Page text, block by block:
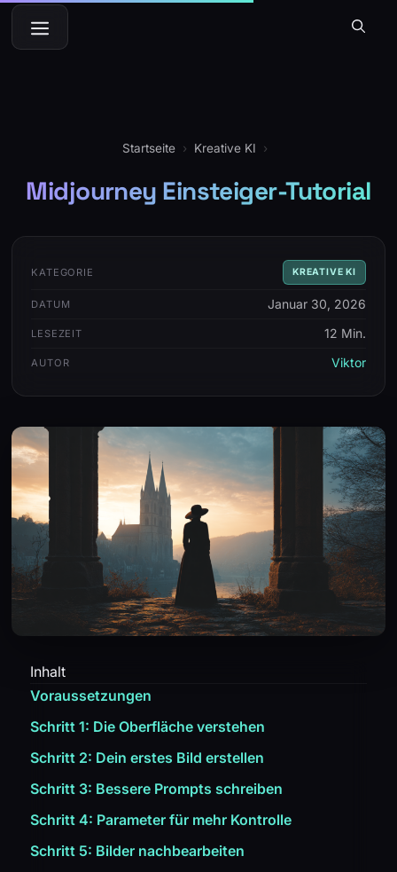
Zum
Inhalt
springen
Menü
Startseite › Kreative KI ›
Midjourney Einsteiger-Tutorial
KATEGORIE KREATIVE KI
DATUM Januar 30, 2026
LESEZEIT 12 Min.
AUTOR Viktor
Inhalt
Voraussetzungen
Schritt 1: Die Oberfläche verstehen
Schritt 2: Dein erstes Bild erstellen
Schritt 3: Bessere Prompts schreiben
Schritt 4: Parameter für mehr Kontrolle
Schritt 5: Bilder nachbearbeiten